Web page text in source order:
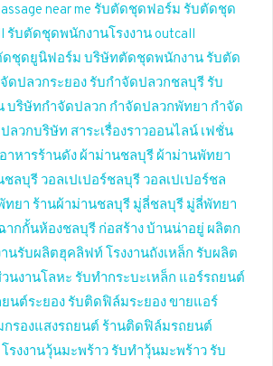
near me รับตัดชุดฟอร์ม รับตัดชุด
รับตัดชุดพนักงานโรงงาน outcall
ดชุดยูนิฟอร์ม บริษัทตัดชุดพนักงาน รับตัด
ดปลวกระยอง รับกำจัดปลวกชลบุรี รับ
บริษัทกำจัดปลวก กำจัดปลวกพัทยา กำจัด
ลวกบริษัท สาระเรื่องราวออนไลน์ เฟชั่น
อาหารร้านดัง ผ้าม่านชลบุรี ผ้าม่านพัทยา
ชลบุรี วอลเปเปอร์ชลบุรี วอลเปเปอร์ชล
ทยา ร้านผ้าม่านชลบุรี มู่ลี่ชลบุรี มู่ลี่พัทยา
ากกั้นห้องชลบุรี ก่อสร้าง บ้านน่าอยู่ ผลิตก
านรับผลิตฮุคลิฟท์ โรงงานถังเหล็ก รับผลิต
นงานโลหะ รับทำกระบะเหล็ก แอร์รถยนต์
นต์ระยอง รับติดฟิล์มระยองขายแอร์
รองแสงรถยนต์ ร้านติดฟิล์มรถยนต์
โรงงานวุ้นมะพร้าว รับทำวุ้นมะพร้าว รับ